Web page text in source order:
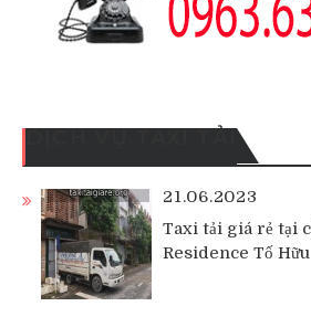
21.06.2023
Taxi tải giá rẻ tại
Residence Tố Hữu